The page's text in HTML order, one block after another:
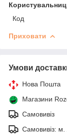
Код
Приховати
Умови
Нова Пошта
Магазини
Самовивіз
Самовивіз: м.